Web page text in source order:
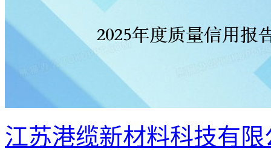
江苏港缆新材料科技有